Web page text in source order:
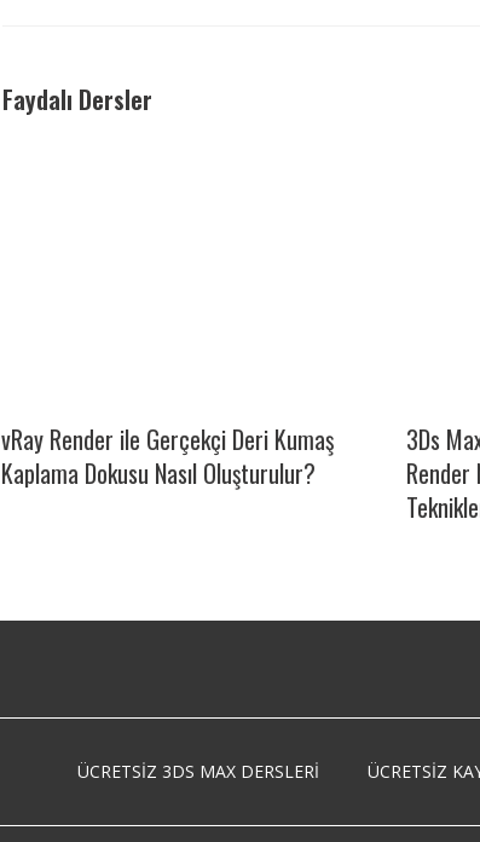
Faydalı Dersler
vRay Render ile Gerçekçi Deri Kumaş
Kaplama Dokusu Nasıl Oluşturulur?
3Ds
Render
ÜCRETSIZ 3DS MAX DERSLERI ÜCRETSIZ